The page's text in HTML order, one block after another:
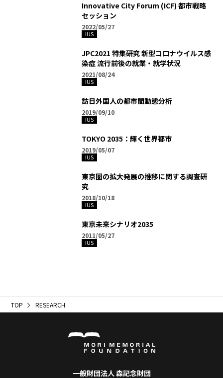
Innovative City Forum (ICF) 都市戦略
セッション
2022/05/27
IUS
JPC2021 特集研究 新型コロナウイルス感
染症 流行前後の就業・就学状況
2021/08/24
IUS
訪日外国人の都市間動態分析
2019/09/10
IUS
TOKYO 2035：輝く世界都市
2019/05/07
IUS
東京圏の拡大発展の推移に関する調査研
究
2018/10/18
IUS
東京未来シナリオ2035
2011/05/27
IUS
TOP RESEARCH
一般財団法人 森記念財団